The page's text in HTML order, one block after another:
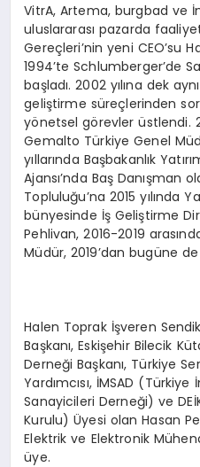
VitrA, Artema, burgbad ve
uluslararası pazarda
Gereçleri’nin yeni CEO’su
1994’te Schlumberger’de
başladı. 2002 yılına dek
geliştirme süreçlerinden
yönetsel görevler üstlendi.
Gemalto Türkiye Genel
yıllarında Başbakanlık
Ajansı’nda Baş Danışman
Topluluğu’na 2015 yılında
bünyesinde İş Geliştirme
Pehlivan, 2016-2019
Müdür, 2019’dan bugüne
Halen Toprak İşveren
Başkanı, Eskişehir Bilecik
Derneği Başkanı, Türkiye
Yardımcısı, İMSAD
Sanayicileri Derneği) ve
Kurulu) Üyesi olan Hasan
Elektrik ve Elektronik
üye.